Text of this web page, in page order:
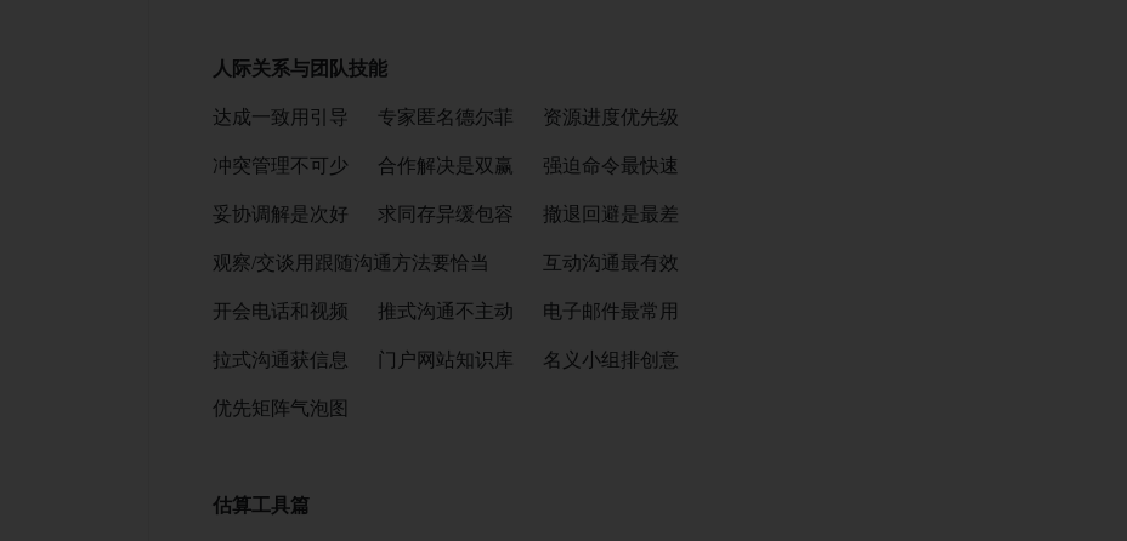
人际关系与团队技能
达成一致用引导 专家匿名德尔菲 资源进度优先级
冲突管理不可少 合作解决是双赢 强迫命令最快速
妥协调解是次好 求同存异缓包容 撤退回避是最差
观察/交谈用跟随沟通方法要恰当 互动沟通最有效
开会电话和视频 推式沟通不主动 电子邮件最常用
拉式沟通获信息 门户网站知识库 名义小组排创意
优先矩阵气泡图
估算工具篇